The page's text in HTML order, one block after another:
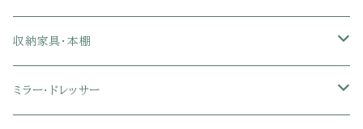
2人掛けソファ
3人掛けソファ
1人掛け座椅子
2人掛け座椅子
収納家具・本棚
カラーボックス
ミラー・ドレッサー